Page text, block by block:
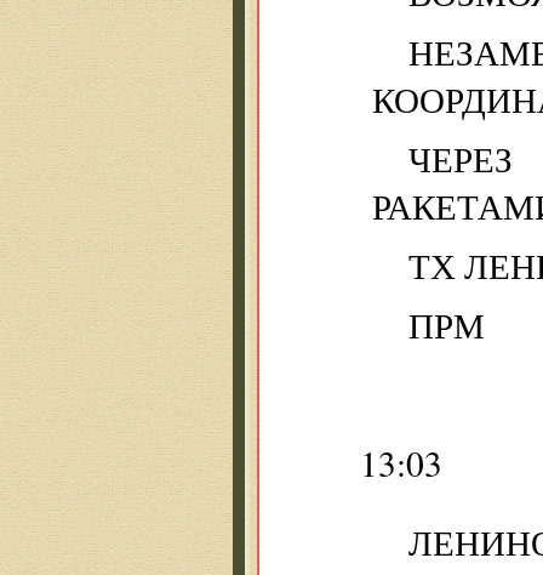
ТХ
ПРМ
13:03